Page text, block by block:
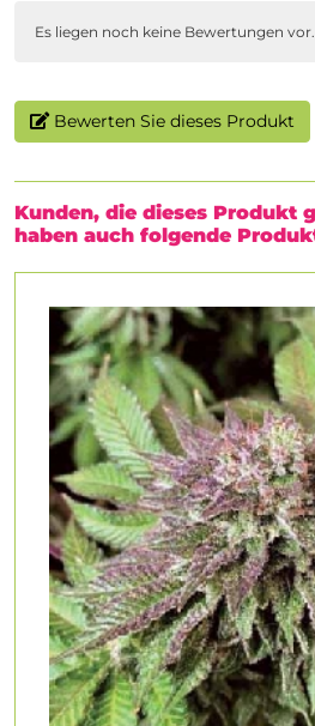
Es liegen noch keine Bewertungen vor.
Bewerten Sie dieses Produkt
Kunden, die dieses Produkt
haben auch folgende